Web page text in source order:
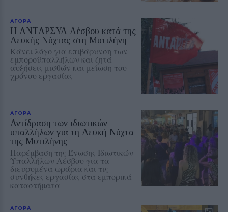
ΑΓΟΡΑ
Η ΑΝΤΑΡΣΥΑ Λέσβου κατά της
Λευκής Νύχτας στη Μυτιλήνη
Κάνει λόγο για επιβάρυνση των
εμποροϋπαλλήλων και ζητά
αυξήσεις μισθών και μείωση του
χρόνου εργασίας
ΑΓΟΡΑ
Αντίδραση των ιδιωτικών
υπαλλήλων για τη Λευκή Νύχτα
της Μυτιλήνης
Παρέμβαση της Ένωσης Ιδιωτικών
Υπαλλήλων Λέσβου για τα
διευρυμένα ωράρια και τις
συνθήκες εργασίας στα εμπορικά
καταστήματα
ΑΓΟΡΑ